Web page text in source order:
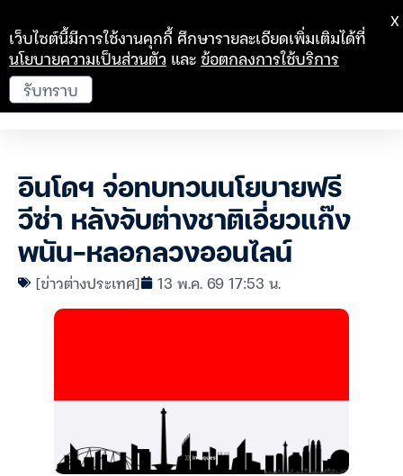
อินโดฯ จ่อทบทวนนโยบายฟรี
วีซ่า หลังจับต่างชาติเอี่ยวแก๊ง
พนัน-หลอกลวงออนไลน์
[ข่าวต่างประเทศ] 13 พ.ค. 69 17:53 น.
เว็บไซต์นี้มีการใช้งานคุกกี้ ศึกษารายละเอียดเพิ่มเติมได้ที่
นโยบายความเป็นส่วนตัว และข้อตกลงการใช้บริการ
รับทราบ
X